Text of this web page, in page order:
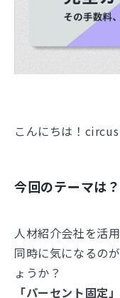
こんにちは！
今回のテーマは？
人材紹介会社を活
同時に気になるの
ょうか？
「パーセント固定